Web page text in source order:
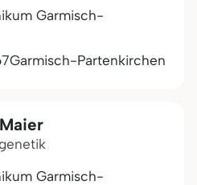
Garmisch-
Garmisch-Partenkirchen
Garmisch-